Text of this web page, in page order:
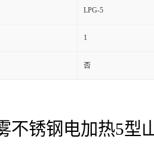
LPG-5
1
否
不锈钢电加热5型